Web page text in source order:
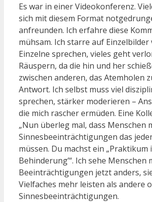
Es war in einer Videokonferenz.
sich mit diesem Format
anfreunden. Ich erfahre diese
mühsam. Ich starre auf
Einzelne sprechen, vieles geht
Räuspern, da die hin und her
zwischen anderen, das Atemholen
Antwort. Ich selbst muss viel
sprechen, stärker moderieren –
die mich rascher ermüden. Eine
„Nun überleg mal, dass Menschen
Sinnesbeeinträchtigungen das
müssen. Du machst ein „Praktikum
Behinderung’“. Ich sehe Menschen
Beeinträchtigungen jetzt anders,
Vielfaches mehr leisten als andere
Sinnesbeeinträchtigungen.